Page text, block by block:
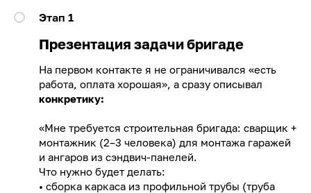
Этап 1
Презентация задачи бригаде
На первом контакте я не ограничивался «есть
работа, оплата хорошая», а сразу описывал
конкретику:
«Мне требуется строительная бригада: сварщик +
монтажник (2–3 человека) для монтажа гаражей
и ангаров из сэндвич-панелей.
Что нужно будет делать:
• сборка каркаса из профильной трубы (труба